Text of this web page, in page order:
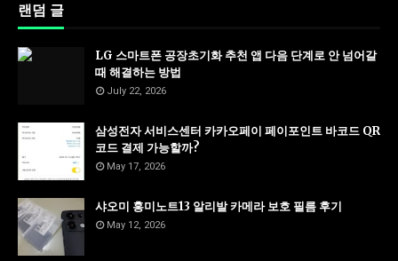
랜덤 글
LG 스마트폰 공장초기화 추천 앱 다음 단계로 안 넘어갈
때 해결하는 방법
July 22, 2026
삼성전자 서비스센터 카카오페이 페이포인트 바코드 QR
코드 결제 가능할까?
May 17, 2026
샤오미 홍미노트13 알리발 카메라 보호 필름 후기
May 12, 2026